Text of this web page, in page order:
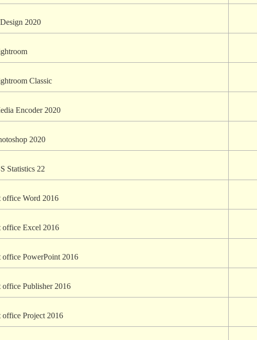
2020
Classic
Encoder 2020
2020
Statistics 22
office Word 2016
office Excel 2016
PowerPoint 2016
Publisher 2016
Project 2016